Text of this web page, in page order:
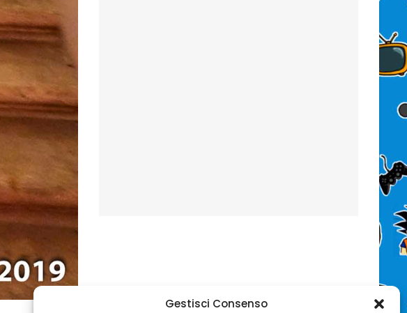
Gestisci Consenso